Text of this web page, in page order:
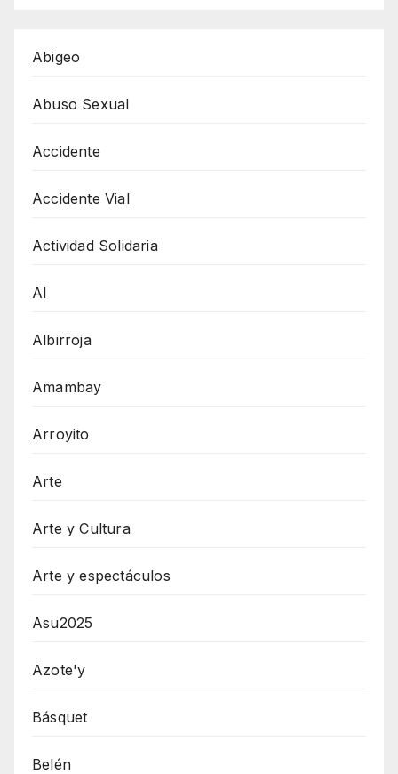
Abigeo
Abuso Sexual
Accidente
Accidente Vial
Actividad Solidaria
AI
Albirroja
Amambay
Arroyito
Arte
Arte y Cultura
Arte y espectáculos
Asu2025
Azote'y
Básquet
Belén